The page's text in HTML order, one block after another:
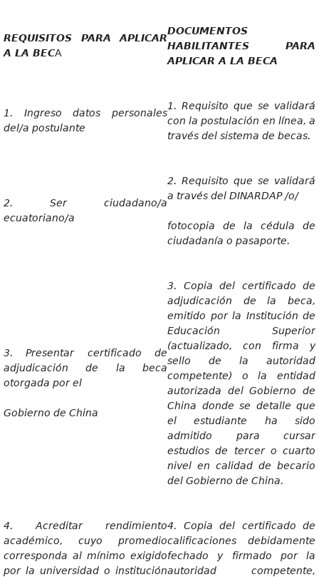
REQUISITOS PARA APLICAR
A LA BECA
DOCUMENTOS
HABILITANTES PARA
APLICAR A LA BECA
1. Ingreso datos personales
del/a postulante
1. Requisito que se validará
con la postulación en línea, a
través del sistema de becas.
2. Ser ciudadano/a
ecuatoriano/a
2. Requisito que se validará
a través del DINARDAP /o/
fotocopia de la cédula de
ciudadanía o pasaporte.
3. Presentar certificado de
adjudicación de la beca
otorgada por el
Gobierno de China
3. Copia del certificado de
adjudicación de la beca,
emitido por la Institución de
Educación Superior
(actualizado, con firma y
sello de la autoridad
competente) o la entidad
autorizada del Gobierno de
China donde se detalle que
el estudiante ha sido
admitido para cursar
estudios de tercer o cuarto
nivel en calidad de becario
del Gobierno de China.
4. Acreditar rendimiento
académico, cuyo promedio
corresponda al mínimo exigido
por la universidad o institución
4. Copia del certificado de
calificaciones debidamente
fechado y firmado por la
autoridad competente,